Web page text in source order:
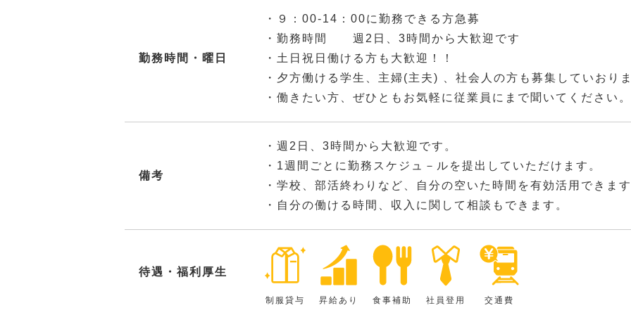
勤務時間・曜日
・９：00-14：00に勤務できる方急募
・勤務時間 週2日、3時間から大歓迎です
・土日祝日働ける方も大歓迎！！
・夕方働ける学生、主婦(主夫) 、社会人の方も募集していおりま
・働きたい方、ぜひともお気軽に従業員にまで聞いてください。
備考
・週2日、3時間から大歓迎です。
・1週間ごとに勤務スケジュ－ルを提出していただけます。
・学校、部活終わりなど、自分の空いた時間を有効活用できます
・自分の働ける時間、収入に関して相談もできます。
待遇・福利厚生
制服貸与 昇給あり 食事補助 社員登用 交通費